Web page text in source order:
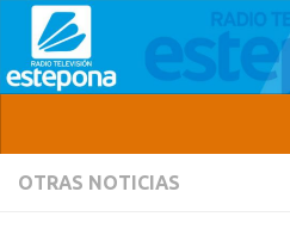
OTRAS NOTICIAS